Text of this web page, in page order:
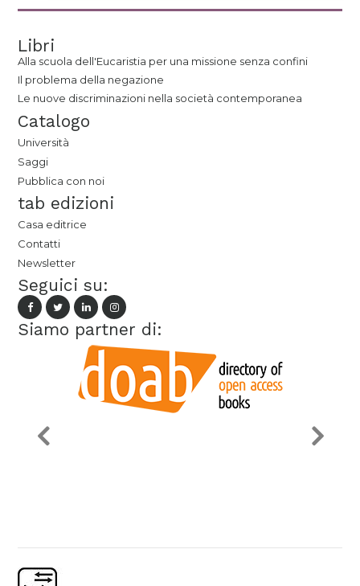
Libri
Alla scuola dell'Eucaristia per una missione senza confini
Il problema della negazione
Le nuove discriminazioni nella società contemporanea
Catalogo
Università
Saggi
Pubblica con noi
tab edizioni
Casa editrice
Contatti
Newsletter
Seguici su:
Siamo partner di: